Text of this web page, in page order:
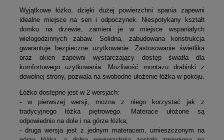
Wyjątkowe łóżko, dzięki dużej powierzchni spania zapewni
idealne miejsce na sen i odpoczynek. Niespotykany kształt
domku na drzewie, zamieni je w miejsce wspaniałych
wielogodzinnych zabaw. Solidna, zabudowana konstrukcja
gwarantuje bezpieczne użytkowanie. Zastosowanie świetlika
oraz okien zapewni wystarczający dostęp światła dla
komfortowego użytkowania. Możliwość montażu drabinki z
dowolnej strony, pozwala na swobodne ułożenie łóżka w pokoju.
Łóżko dostępne jest w 2 wersjach:
- w pierwszej wersji, można z niego korzystać jak z
tradycyjnego łóżka piętrowego. Materace ułożone są
odpowiednio na dole i na górze łóżka;
- druga wersja jest z jednym materacem, umieszczonym na